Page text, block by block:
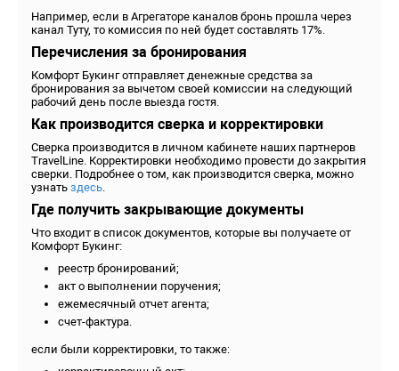
Например, если в Агрегаторе каналов бронь прошла через
канал Туту, то комиссия по ней будет составлять 17%.
Перечисления за бронирования
Комфорт Букинг отправляет денежные средства за
бронирования за вычетом своей комиссии на следующий
рабочий день после выезда гостя.
Как производится сверка и корректировки
Сверка производится в личном кабинете наших партнеров
TravelLine. Корректировки необходимо провести до закрытия
сверки. Подробнее о том, как производится сверка, можно
узнать здесь.
Где получить закрывающие документы
Что входит в список документов, которые вы получаете от
Комфорт Букинг:
реестр бронирований;
акт о выполнении поручения;
ежемесячный отчет агента;
счет-фактура.
если были корректировки, то также: